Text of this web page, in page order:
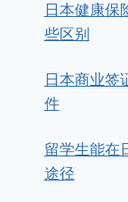
日本健康保
些区别
日本商业签
件
留学生能在
途径